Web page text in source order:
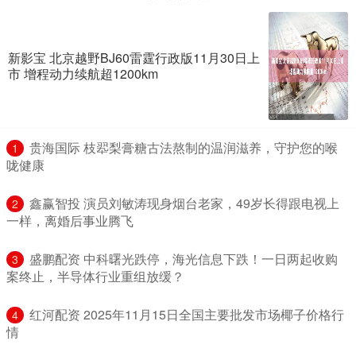
新影宝 北京越野BJ60雷霆行政版11月30日上
市 增程动力续航超1200km
1
​贵海国际 枝翆梨膏糖古法熬制的温润滋养，守护您的喉
咙健康
2
​鑫赢智投 演员刘敏涛现身烟台老家，49岁长得跟电视上
一样，离婚后事业腾飞
3
​盛鹏配资 中科曙光跌停，海光信息下跌！一日两起收购
案终止，半导体行业重组放缓？
4
​红河配资 2025年11月15日全国主要批发市场椰子价格行
情